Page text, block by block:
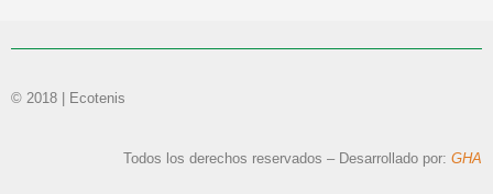
© 2018 | Ecotenis
Todos los derechos reservados – Desarrollado por: GHA